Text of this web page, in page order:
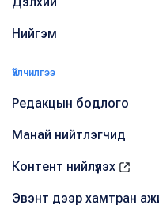
Нийгэм
Үйлчилгээ
Редакцын бодлого
Манай нийтлэгчид
Контент нийлүүлэх
Эвэнт дээр хамтран